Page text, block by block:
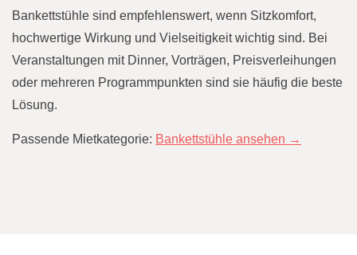
Bankettstühle sind empfehlenswert, wenn Sitzkomfort,
hochwertige Wirkung und Vielseitigkeit wichtig sind. Bei
Veranstaltungen mit Dinner, Vorträgen, Preisverleihungen
oder mehreren Programmpunkten sind sie häufig die beste
Lösung.
Passende Mietkategorie: Bankettstühle ansehen →